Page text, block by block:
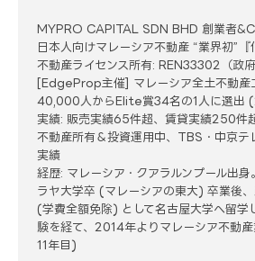
MYPRO CAPITAL SDN BHD 創業者
日本人向けマレーシア不動産 “業界初”『
不動産ライセンス所有: REN33302（政府
[EdgeProp主催] マレーシア全土不動産
40,000人からElite賞34名の1人に選出
実績: 販売実績65件超、賃貸実績250件
不動産所有＆投資運用中、TBS・中京
実績
経歴: マレーシア・クアラルンプール出
ラヤ大学卒 (マレーシアの東大) 卒業後
(学費全額免除) として名古屋大学へ留学
験を経て、2014年よりマレーシア不動
11年目)